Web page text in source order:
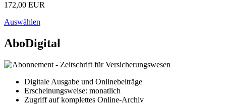
172,00 EUR
Auswählen
AboDigital
Digitale Ausgabe und Onlinebeiträge
Erscheinungsweise: monatlich
Zugriff auf komplettes Online-Archiv